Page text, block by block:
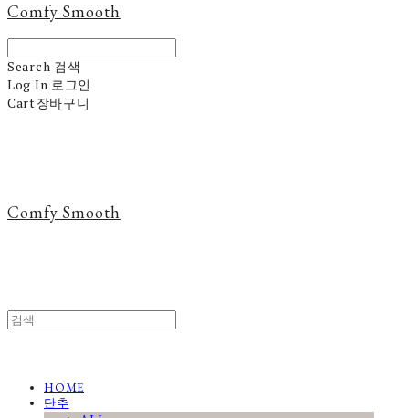
Comfy Smooth
Search 검색
Log In 로그인
Cart장바구니
Comfy Smooth
HOME
단추